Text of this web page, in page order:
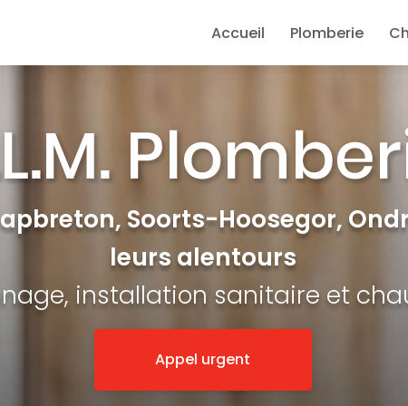
Accueil
Plomberie
Soorts-Hoosegor,
leurs alentours
installation sanitaire et
Appel urgent